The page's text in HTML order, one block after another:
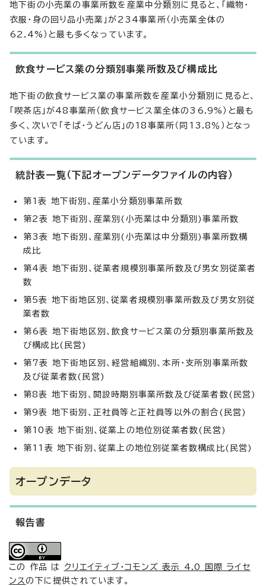
地下街の小売業の事業所数を産業中分類別に見ると、「織物・
衣服・身の回り品小売業」が234事業所（小売業全体の
62.4%）と最も多くなっています。
飲食サービス業の分類別事業所数及び構成比
地下街の飲食サービス業の事業所数を産業小分類別に見ると、
「喫茶店」が48事業所（飲食サービス業全体の36.9%）と最も
多く、次いで「そば・うどん店」の18事業所（同13.8％）となっ
ています。
統計表一覧（下記オープンデータファイルの内容）
第1表 地下街別、産業小分類別事業所数
第2表 地下街別、産業別(小売業は中分類別)事業所数
第3表 地下街別、産業別(小売業は中分類別)事業所数構
成比
第4表 地下街別、従業者規模別事業所数及び男女別従業者
数
第5表 地下街地区別、従業者規模別事業所数及び男女別従
業者数
第6表 地下街地区別、飲食サービス業の分類別事業所数及
び構成比(民営)
第7表 地下街地区別、経営組織別、本所・支所別事業所数
及び従業者数(民営)
第8表 地下街別、開設時期別事業所数及び従業者数(民営)
第9表 地下街別、正社員等と正社員等以外の割合(民営)
第10表 地下街別、従業上の地位別従業者数(民営)
第11表 地下街別、従業上の地位別従業者数構成比(民営)
オープンデータ
報告書
この 作品 は クリエイティブ・コモンズ 表示 4.0 国際 ライセ
ンスの下に提供されています。